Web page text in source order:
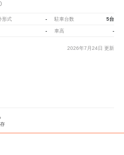
形式 - 駐車台数 5台
- 車高 -
2026年7月24日 更新